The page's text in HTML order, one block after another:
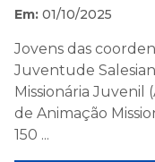
Em: 01/10/2025
Jovens das
Juventude
Missionária Juvenil
de Animação
150 ...